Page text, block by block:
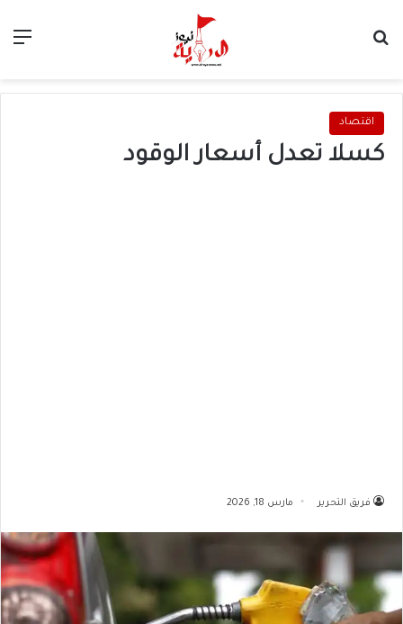
اقتصاد
كسلا تعدل أسعار الوقود
فريق التحرير مارس 18, 2026